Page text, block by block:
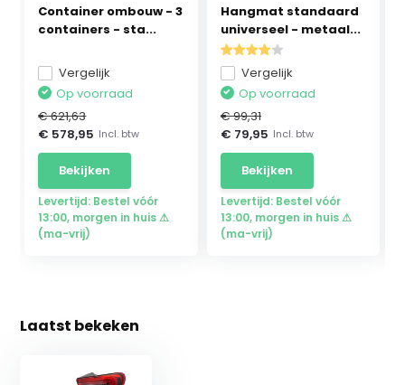
Container ombouw - 3
containers - sta...
Vergelijk
Op voorraad
€ 621,63
€ 578,95 Incl. btw
Bekijken
Levertijd: Bestel vóór
13:00, morgen in huis ⚠
(ma-vrij)
Hangmat standaard
universeel - metaal...
Vergelijk
Op voorraad
€ 99,31
€ 79,95 Incl. btw
Bekijken
Levertijd: Bestel vóór
13:00, morgen in huis ⚠
(ma-vrij)
Laatst bekeken